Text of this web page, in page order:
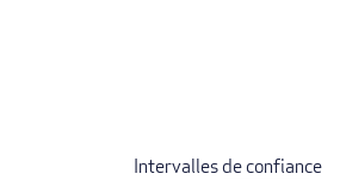
Intervalles de confiance